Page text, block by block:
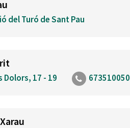
del Turó de Sant Pau
Dolors, 17 - 19
673510050